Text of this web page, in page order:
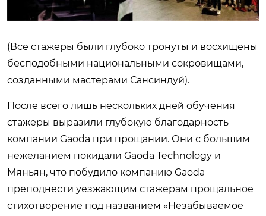
(Все стажеры были глубоко тронуты и восхищены
бесподобными национальными сокровищами,
созданными мастерами Сансиндуй).
После всего лишь нескольких дней обучения
стажеры выразили глубокую благодарность
компании Gaoda при прощании. Они с большим
нежеланием покидали Gaoda Technology и
Мяньян, что побудило компанию Gaoda
преподнести уезжающим стажерам прощальное
стихотворение под названием «Незабываемое